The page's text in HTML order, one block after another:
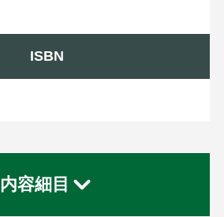
ISBN
内容細目